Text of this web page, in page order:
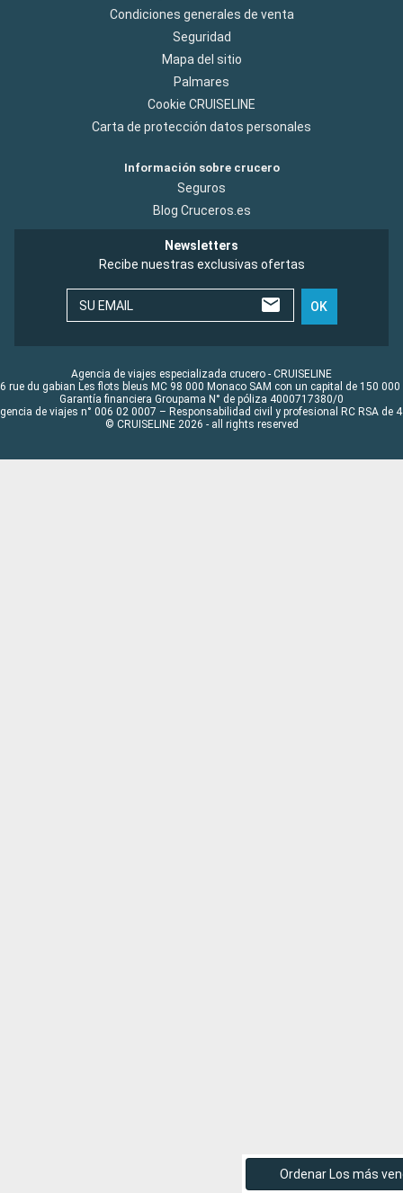
Ordenar Los más
Condiciones generales de venta
Seguridad
Mapa del sitio
Palmares
Cookie CRUISELINE
Carta de protección datos personales
Información sobre crucero
Seguros
Blog Cruceros.es
Newsletters
Recibe nuestras exclusivas ofertas
SU EMAIL OK
Agencia de viajes especializada crucero - CRUISELINE
rue du gabian Les flots bleus MC 98 000 Monaco SAM con un capital de 150 000
Garantía financiera Groupama N° de póliza 4000717380/0
de viajes n° 006 02 0007 – Responsabilidad civil y profesional RC RSA de
© CRUISELINE 2026 - all rights reserved